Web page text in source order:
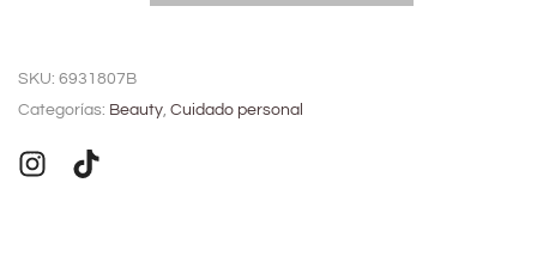
t
e
r
SKU: 6931807B
Categorías: Beauty Cuidado personal